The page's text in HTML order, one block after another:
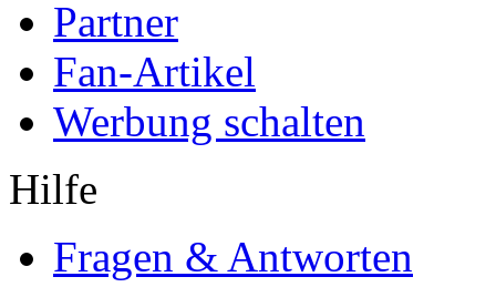
Partner
Fan-Artikel
Werbung schalten
Hilfe
Fragen & Antworten